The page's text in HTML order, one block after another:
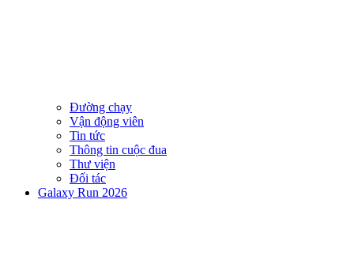
Đường chạy
Vận động viên
Tin tức
Thông tin cuộc đua
Thư viện
Đối tác
Galaxy Run 2026